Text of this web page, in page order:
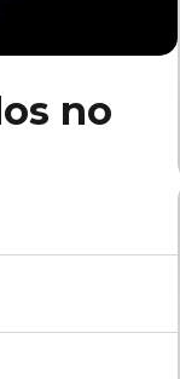
no